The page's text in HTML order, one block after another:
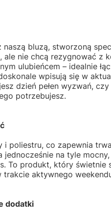
bluzą, stworzoną
nie chcą rezygnować z
ulubieńcem – idealnie
wpisują się w
dzień pełen wyzwań,
potrzebujesz.
i poliestru, co zapewnia
jednocześnie na tyle
To produkt, który świetnie
aktywnego
dodatki